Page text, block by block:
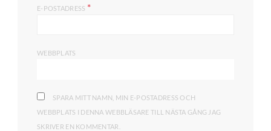
E-POSTADRESS *
WEBBPLATS
SPARA MITT NAMN, MIN E-POSTADRESS OCH
WEBBPLATS I DENNA WEBBLÄSARE TILL NÄSTA GÅNG JAG
SKRIVER EN KOMMENTAR.